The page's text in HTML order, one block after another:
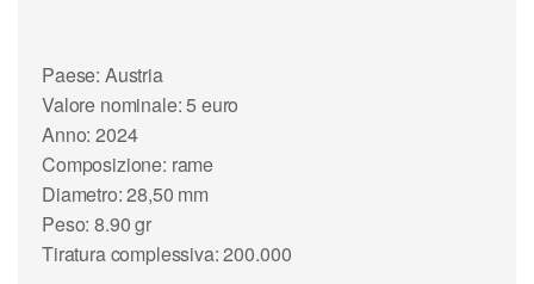
Paese: Austria
Valore nominale: 5 euro
Anno: 2024
Composizione: rame
Diametro: 28,50 mm
Peso: 8.90 gr
Tiratura complessiva: 200.000